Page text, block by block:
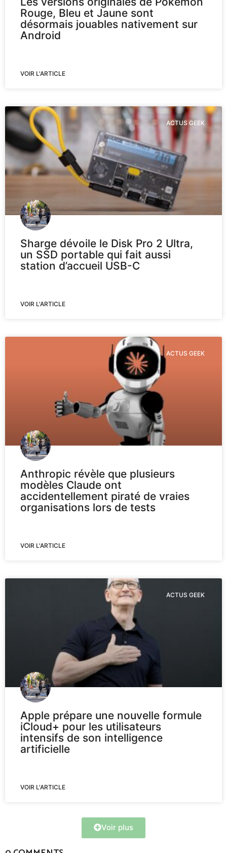
Rouge, Bleu et Jaune sont
désormais jouables nativement sur
Android
VOIR L'ARTICLE
ACTUS GEEK
Sharge dévoile le Disk Pro 2 Ultra,
un SSD portable qui fait aussi
station d’accueil USB-C
VOIR L'ARTICLE
ACTUS GEEK
Anthropic révèle que plusieurs
modèles Claude ont
accidentellement piraté de vraies
organisations lors de tests
VOIR L'ARTICLE
ACTUS GEEK
Apple prépare une nouvelle formule
iCloud+ pour les utilisateurs
intensifs de son intelligence
artificielle
VOIR L'ARTICLE
Voir plus